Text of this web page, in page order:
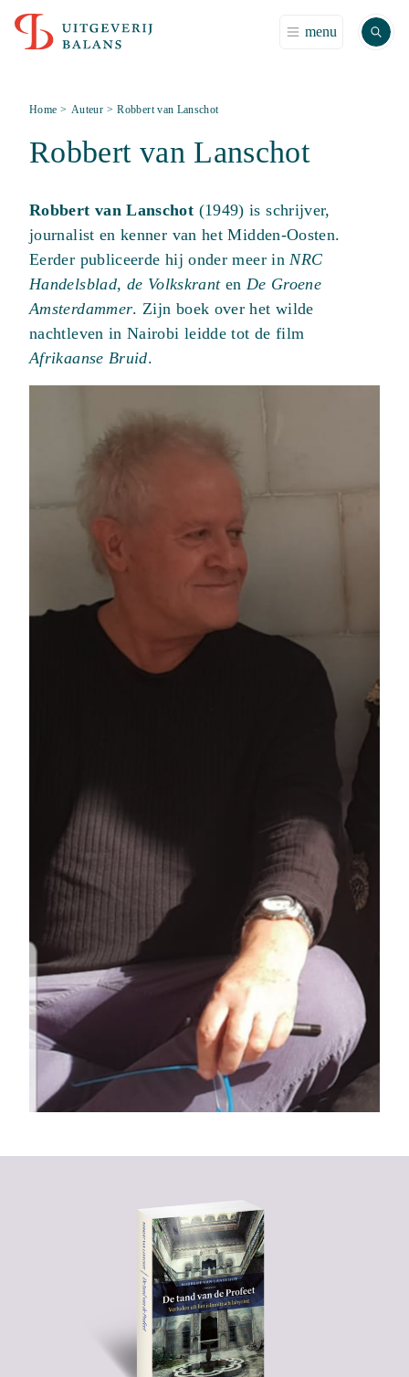
menu Zoek
Home > Auteur > Robbert van Lanschot
Robbert van Lanschot
Robbert van Lanschot (1949) is schrijver,
journalist en kenner van het Midden-Oosten.
Eerder publiceerde hij onder meer inNRC
Handelsblad, de Volkskranten De Groene
Amsterdammer. Zijn boek over het wilde
nachtleven in Nairobi leidde tot de film
Afrikaanse Bruid.